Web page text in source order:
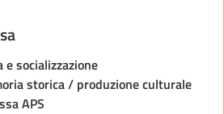
e socializzazione
storica / produzione culturale
APS